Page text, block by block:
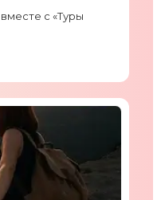
с «Туры